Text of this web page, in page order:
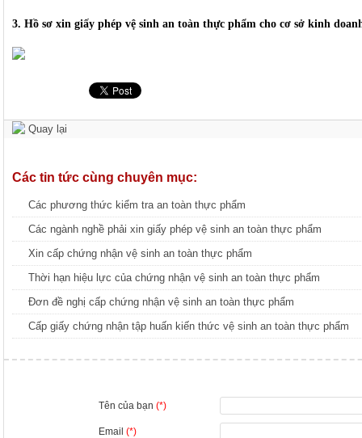
3. Hồ sơ xin giấy phép vệ sinh an toàn thực phẩm cho cơ sở kinh
Quay lại
Các tin tức cùng chuyên mục:
Các phương thức kiểm tra an toàn thực phẩm
Các ngành nghề phải xin giấy phép vệ sinh an toàn thực phẩm
Xin cấp chứng nhận vệ sinh an toàn thực phẩm
Thời hạn hiệu lực của chứng nhận vệ sinh an toàn thực phẩm
Đơn đề nghị cấp chứng nhận vệ sinh an toàn thực phẩm
Cấp giấy chứng nhận tập huấn kiến thức vệ sinh an toàn thực phẩm
Tên của bạn (*)
Email (*)